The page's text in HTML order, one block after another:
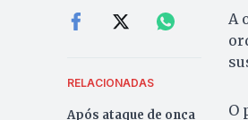
RELACIONADAS
Após ataque de onça
A
O